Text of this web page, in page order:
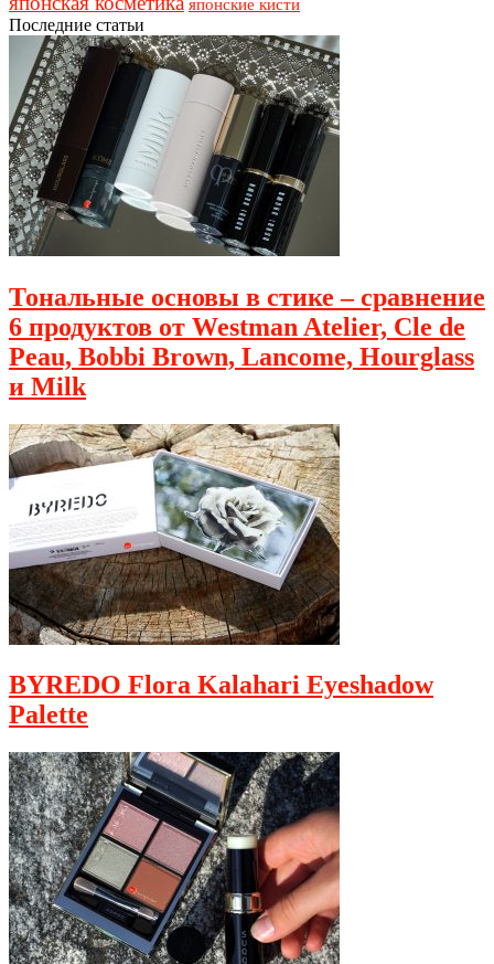
Последние статьи
Тональные основы в стике – сравнение
6 продуктов от Westman Atelier, Cle de
Peau, Bobbi Brown, Lancome, Hourglass
и Milk
BYREDO Flora Kalahari Eyeshadow
Palette